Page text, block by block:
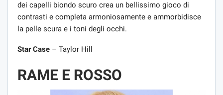
dei capelli biondo scuro crea un bellissimo gioco di
contrasti e completa armoniosamente e ammorbidisce
la pelle scura e i toni degli occhi.
Star Case – Taylor Hill
RAME E ROSSO